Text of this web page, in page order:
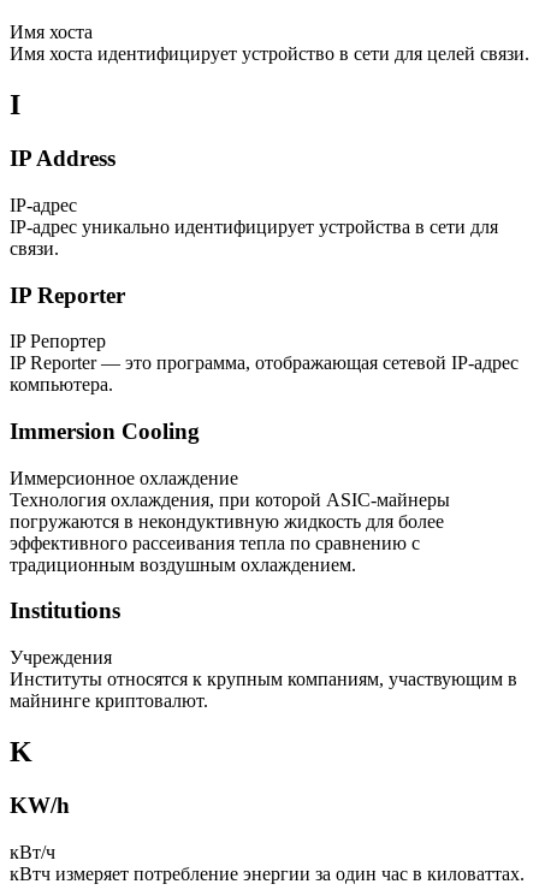
Имя хоста
Имя хоста идентифицирует устройство в сети для целей связи.
I
IP Address
IP-адрес
IP-адрес уникально идентифицирует устройства в сети для
связи.
IP Reporter
IP Репортер
IP Reporter — это программа, отображающая сетевой IP-адрес
компьютера.
Immersion Cooling
Иммерсионное охлаждение
Технология охлаждения, при которой ASIC-майнеры
погружаются в некондуктивную жидкость для более
эффективного рассеивания тепла по сравнению с
традиционным воздушным охлаждением.
Institutions
Учреждения
Институты относятся к крупным компаниям, участвующим в
майнинге криптовалют.
K
KW/h
кВт/ч
кВтч измеряет потребление энергии за один час в киловаттах.